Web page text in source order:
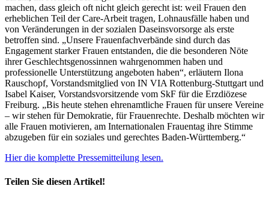
machen, dass gleich oft nicht gleich gerecht ist: weil Frauen den
erheblichen Teil der Care-Arbeit tragen, Lohnausfälle haben und
von Veränderungen in der sozialen Daseinsvorsorge als erste
betroffen sind. „Unsere Frauenfachverbände sind durch das
Engagement starker Frauen entstanden, die die besonderen Nöte
ihrer Geschlechtsgenossinnen wahrgenommen haben und
professionelle Unterstützung angeboten haben“, erläutern Ilona
Rauschopf, Vorstandsmitglied von IN VIA Rottenburg-Stuttgart und
Isabel Kaiser, Vorstandsvorsitzende vom SkF für die Erzdiözese
Freiburg. „Bis heute stehen ehrenamtliche Frauen für unsere Vereine
– wir stehen für Demokratie, für Frauenrechte. Deshalb möchten wir
alle Frauen motivieren, am Internationalen Frauentag ihre Stimme
abzugeben für ein soziales und gerechtes Baden-Württemberg.“
Hier die komplette Pressemitteilung lesen.
Teilen Sie diesen Artikel!